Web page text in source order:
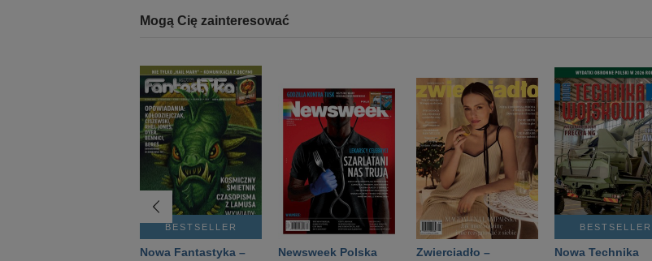
Mogą Cię zainteresować
BESTSELLER
Nowa Fantastyka –
Newsweek Polska
Zwierciadło –
BESTSELLER
Nowa Technika